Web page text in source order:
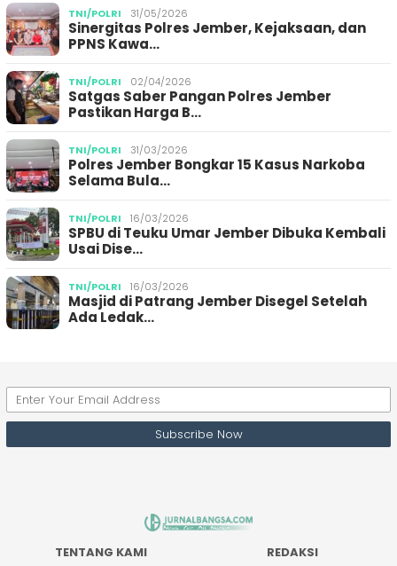
TNI/POLRI 31/05/2026
Sinergitas Polres Jember, Kejaksaan, dan
PPNS Kawa…
TNI/POLRI 02/04/2026
Satgas Saber Pangan Polres Jember
Pastikan Harga B…
TNI/POLRI 31/03/2026
Polres Jember Bongkar 15 Kasus Narkoba
Selama Bula…
TNI/POLRI 16/03/2026
SPBU di Teuku Umar Jember Dibuka Kembali
Usai Dise…
TNI/POLRI 16/03/2026
Masjid di Patrang Jember Disegel Setelah
Ada Ledak…
TENTANG KAMI REDAKSI